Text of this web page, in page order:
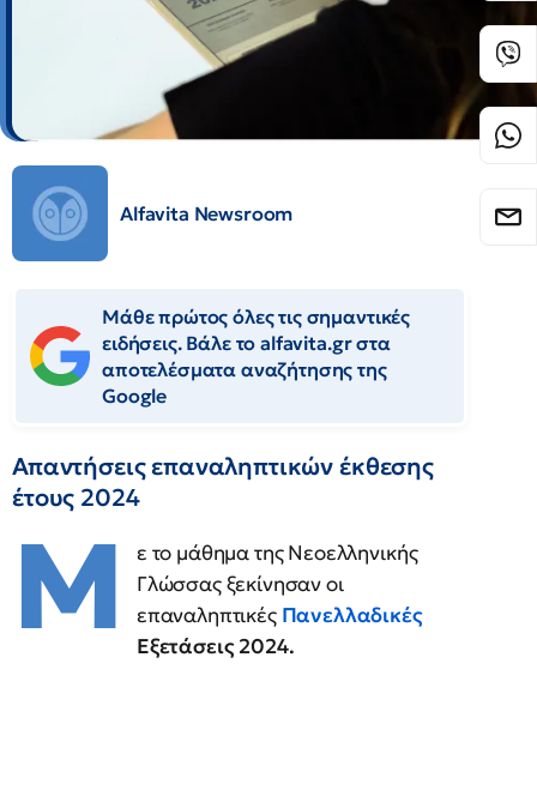
Alfavita Newsroom
Μάθε πρώτος όλες τις σημαντικές
ειδήσεις. Βάλε το alfavita.gr στα
αποτελέσματα αναζήτησης της
Google
Απαντήσεις επαναληπτικών έκθεσης
έτους 2024
Μ
ε το μάθημα της Νεοελληνικής
Γλώσσας ξεκίνησαν οι
επαναληπτικές Πανελλαδικές
Εξετάσεις 2024.